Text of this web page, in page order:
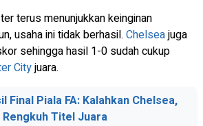
terus menunjukkan keinginan
usaha ini tidak berhasil. Chelseajuga
sehingga hasil 1-0 sudah cukup
Cityjuara.
Final Piala FA: Kalahkan Chelsea,
Titel Juara